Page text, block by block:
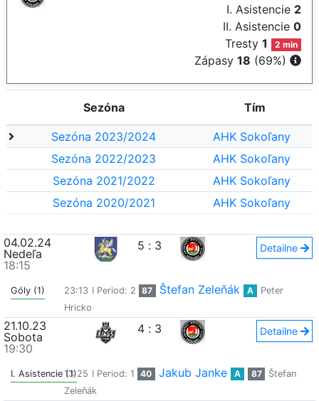
I. Asistencie 2
II. Asistencie 0
Tresty1 2 min
Zápasy 18 (69%)
Sezóna Tím
Sezóna 2023/2024
AHK Sokoľany
Sezóna 2022/2023
AHK Sokoľany
Sezóna 2021/2022
AHK Sokoľany
Sezóna 2020/2021
AHK Sokoľany
04.02.24
Nedeľa
18:15
5 : 3 Detailne
Góly (1) 23:13 I Period: 2 87 Štefan Zeleňák A
Peter
Hricko
21.10.23
Sobota
19:30
4 : 3 Detailne
I. Asistencie (1)13:25 I Period: 1 40 Jakub Janke A 87
Štefan
Zeleňák